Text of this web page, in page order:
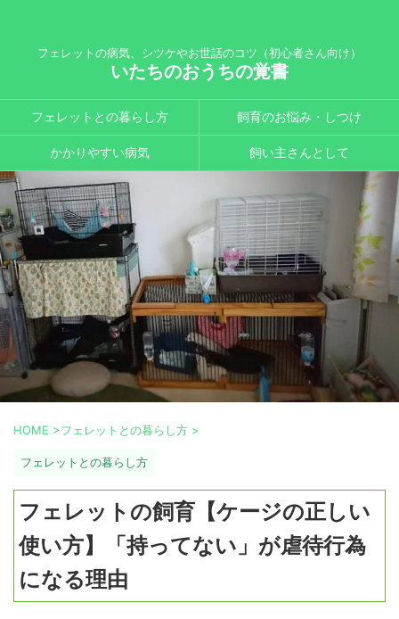
フェレットの病気、シツケやお世話のコツ（初心者さん向け）
いたちのおうちの覚書
フェレットとの暮らし方 飼育のお悩み・しつけ
かかりやすい病気 飼い主さんとして
HOME >フェレットとの暮らし方 >
フェレットとの暮らし方
フェレットの飼育【ケージの正しい
使い方】「持ってない」が虐待行為
になる理由